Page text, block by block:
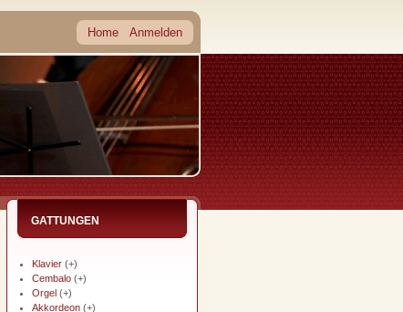
Home Anmelden
GATTUNGEN
Klavier (+)
Cembalo (+)
Orgel (+)
Akkordeon (+)